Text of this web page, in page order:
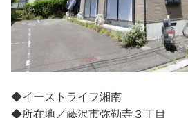
◆イーストライフ湘南
◆所在地／藤沢市弥勒寺３丁目